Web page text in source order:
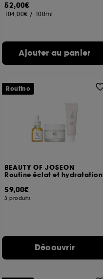
52,00€
104,00€ / 100ml
Ajouter au panier
BEAUTY OF JOSEON
Routine éclat et hydratation
59,00€
3 produits
Découvrir
Routine